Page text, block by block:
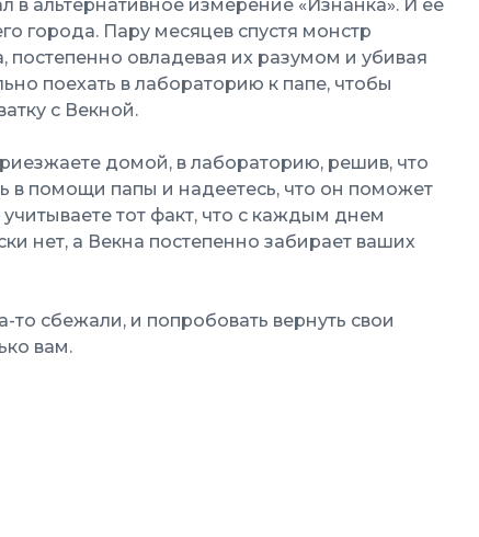
в альтернативное измерение «Изнанка». И ее
города. Пару месяцев спустя монстр
постепенно овладевая их разумом и убивая
поехать в лабораторию к папе, чтобы
с Векной.
домой, в лабораторию, решив, что
в помощи папы и надеетесь, что он поможет
тот факт, что с каждым днем
нет, а Векна постепенно забирает ваших
то сбежали, и попробовать вернуть свои
вам.